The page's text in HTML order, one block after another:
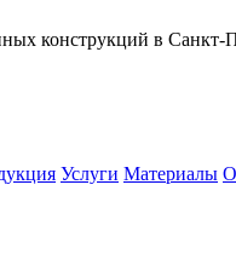
конструкций в Санкт-
Услуги Материалы